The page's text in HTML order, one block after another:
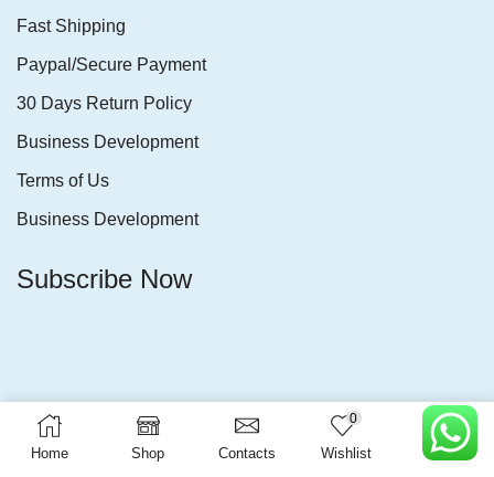
Home Shop Contacts
0
Wishlist More
Fast Shipping
Paypal/Secure Payment
30 Days Return Policy
Business Development
Terms of Us
Business Development
Subscribe Now
Copyright © 2025 Tilina.lk Developed by BiZ Support.